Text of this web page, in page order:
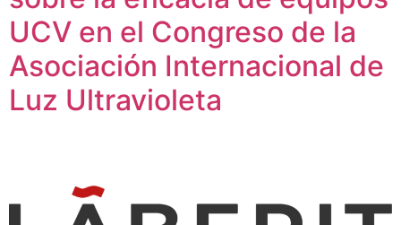
UCV en el Congreso de la
Asociación Internacional de
Luz Ultravioleta